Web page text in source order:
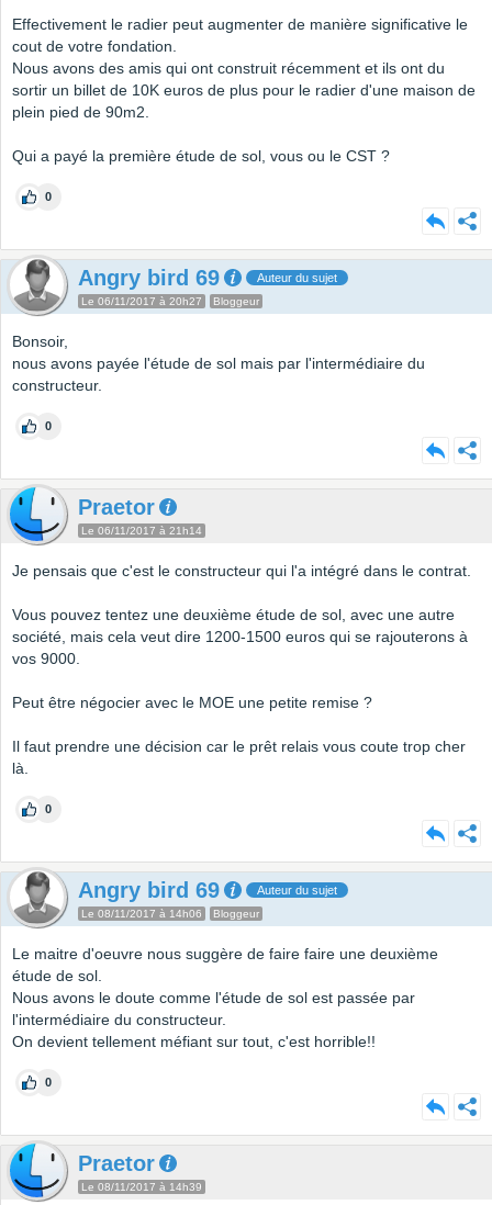
Effectivement le radier peut augmenter de manière significative le
cout de votre fondation.
Nous avons des amis qui ont construit récemment et ils ont du
sortir un billet de 10K euros de plus pour le radier d'une maison de
plein pied de 90m2.
Qui a payé la première étude de sol, vous ou le CST ?
0
Angry bird 69 Auteur du sujet
Le 06/11/2017 à 20h27 Bloggeur
Bonsoir,
nous avons payée l'étude de sol mais par l'intermédiaire du
constructeur.
0
Praetor
Le 06/11/2017 à 21h14
Je pensais que c'est le constructeur qui l'a intégré dans le contrat.
Vous pouvez tentez une deuxième étude de sol, avec une autre
société, mais cela veut dire 1200-1500 euros qui se rajouterons à
vos 9000.
Peut être négocier avec le MOE une petite remise ?
Il faut prendre une décision car le prêt relais vous coute trop cher
là.
0
Angry bird 69 Auteur du sujet
Le 08/11/2017 à 14h06 Bloggeur
Le maitre d'oeuvre nous suggère de faire faire une deuxième
étude de sol.
Nous avons le doute comme l'étude de sol est passée par
l'intermédiaire du constructeur.
On devient tellement méfiant sur tout, c'est horrible!!
0
Praetor
Le 08/11/2017 à 14h39